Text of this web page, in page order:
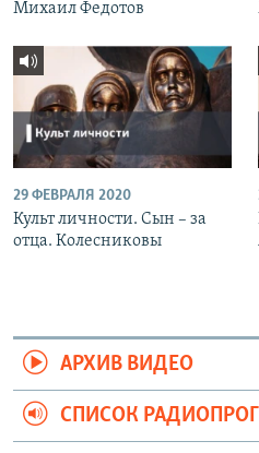
Михаил Федотов
29 ФЕВРАЛЯ 2020
Культ личности. Сын – за
отца. Колесниковы
АРХИВ ВИДЕО
СПИСОК